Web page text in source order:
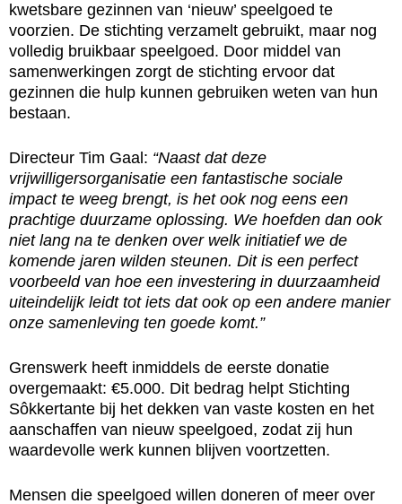
kwetsbare gezinnen van ‘nieuw’ speelgoed te
voorzien. De stichting verzamelt gebruikt, maar nog
volledig bruikbaar speelgoed. Door middel van
samenwerkingen zorgt de stichting ervoor dat
gezinnen die hulp kunnen gebruiken weten van hun
bestaan.
Directeur Tim Gaal: “Naast dat deze
vrijwilligersorganisatie een fantastische sociale
impact te weeg brengt, is het ook nog eens een
prachtige duurzame oplossing. We hoefden dan ook
niet lang na te denken over welk initiatief we de
komende jaren wilden steunen. Dit is een perfect
voorbeeld van hoe een investering in duurzaamheid
uiteindelijk leidt tot iets dat ook op een andere manier
onze samenleving ten goede komt.”
Grenswerk heeft inmiddels de eerste donatie
overgemaakt: €5.000. Dit bedrag helpt Stichting
Sôkkertante bij het dekken van vaste kosten en het
aanschaffen van nieuw speelgoed, zodat zij hun
waardevolle werk kunnen blijven voortzetten.
Mensen die speelgoed willen doneren of meer over